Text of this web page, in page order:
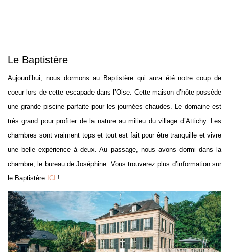
Le Baptistère
Aujourd’hui, nous dormons au Baptistère qui aura été notre coup de
coeur lors de cette escapade dans l’Oise. Cette maison d’hôte possède
une grande piscine parfaite pour les journées chaudes. Le domaine est
très grand pour profiter de la nature au milieu du village d’Attichy. Les
chambres sont vraiment tops et tout est fait pour être tranquille et vivre
une belle expérience à deux. Au passage, nous avons dormi dans la
chambre, le bureau de Joséphine. Vous trouverez plus d’information sur
le Baptistère ICI !